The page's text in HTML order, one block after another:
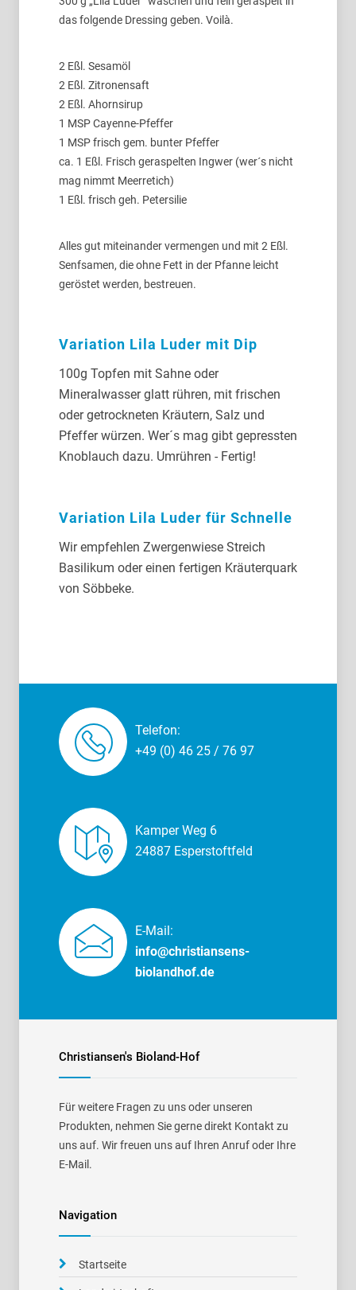
das folgende Dressing geben. Voilà.
2 Eßl. Sesamöl
2 Eßl. Zitronensaft
2 Eßl. Ahornsirup
1 MSP Cayenne-Pfeffer
1 MSP frisch gem. bunter Pfeffer
ca. 1 Eßl. Frisch geraspelten Ingwer (wer´s nicht
mag nimmt Meerretich)
1 Eßl. frisch geh. Petersilie
Alles gut miteinander vermengen und mit 2 Eßl.
Senfsamen, die ohne Fett in der Pfanne leicht
geröstet werden, bestreuen.
Variation Lila Luder mit Dip
100g Topfen mit Sahne oder
Mineralwasser glatt rühren, mit frischen
oder getrockneten Kräutern, Salz und
Pfeffer würzen. Wer´s mag gibt gepressten
Knoblauch dazu. Umrühren - Fertig!
Variation Lila Luder für Schnelle
Wir empfehlen Zwergenwiese Streich
Basilikum oder einen fertigen Kräuterquark
von Söbbeke.
Telefon:
+49 (0) 46 25 / 76 97
Kamper Weg 6
24887 Esperstoftfeld
E-Mail:
info@christiansens-
biolandhof.de
Christiansen's Bioland-Hof
Für weitere Fragen zu uns oder unseren
Produkten, nehmen Sie gerne direkt Kontakt zu
uns auf. Wir freuen uns auf Ihren Anruf oder Ihre
E-Mail.
Navigation
Startseite